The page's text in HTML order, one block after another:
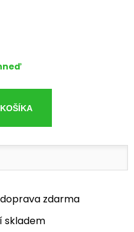
doprava zdarma
skladem